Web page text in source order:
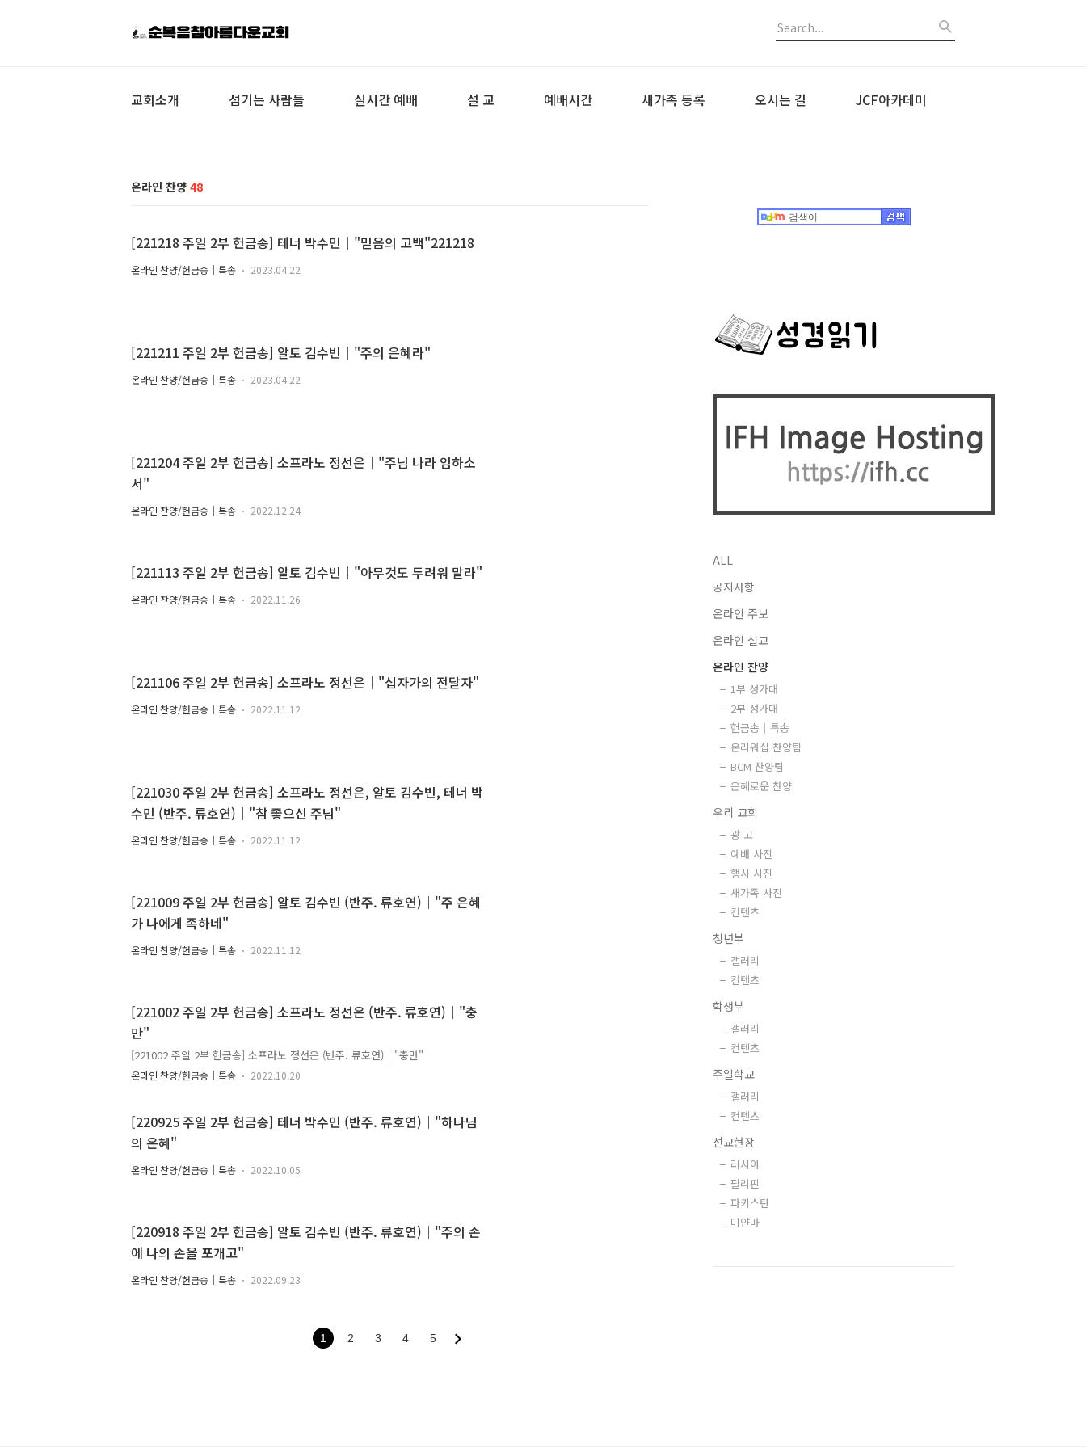
교회소개 섬기는 사람들 실시간 예배 설 교 예배시간 새가족 등록 오시는 길 JCF아카데미
온라인 찬양 48
[221218 주일 2부 헌금송] 테너 박수민｜"믿음의 고백"221218
온라인 찬양/헌금송｜특송 2023.04.22
[221211 주일 2부 헌금송] 알토 김수빈｜"주의 은혜라"
온라인 찬양/헌금송｜특송 2023.04.22
[221204 주일 2부 헌금송] 소프라노 정선은｜"주님 나라 임하소
서"
온라인 찬양/헌금송｜특송 2022.12.24
[221113 주일 2부 헌금송] 알토 김수빈｜"아무것도 두려워 말라"
온라인 찬양/헌금송｜특송 2022.11.26
[221106 주일 2부 헌금송] 소프라노 정선은｜"십자가의 전달자"
온라인 찬양/헌금송｜특송 2022.11.12
[221030 주일 2부 헌금송] 소프라노 정선은, 알토 김수빈, 테너 박
수민 (반주. 류호연)｜"참 좋으신 주님"
온라인 찬양/헌금송｜특송 2022.11.12
[221009 주일 2부 헌금송] 알토 김수빈 (반주. 류호연)｜"주 은혜
가 나에게 족하네"
온라인 찬양/헌금송｜특송 2022.11.12
[221002 주일 2부 헌금송] 소프라노 정선은 (반주. 류호연)｜"충
만"
[221002 주일 2부 헌금송] 소프라노 정선은 (반주. 류호연)｜"충만"
온라인 찬양/헌금송｜특송 2022.10.20
[220925 주일 2부 헌금송] 테너 박수민 (반주. 류호연)｜"하나님
의 은혜"
온라인 찬양/헌금송｜특송 2022.10.05
[220918 주일 2부 헌금송] 알토 김수빈 (반주. 류호연)｜"주의 손
에 나의 손을 포개고"
온라인 찬양/헌금송｜특송 2022.09.23
1 2 3 4 5
ALL
공지사항
온라인 주보
온라인 설교
온라인 찬양
1부 성가대
2부 성가대
헌금송｜특송
온리워십 찬양팀
BCM 찬양팀
은혜로운 찬양
우리 교회
광 고
예배 사진
행사 사진
새가족 사진
컨텐츠
청년부
갤러리
컨텐츠
학생부
갤러리
컨텐츠
주일학교
갤러리
컨텐츠
선교현장
러시아
필리핀
파키스탄
미얀마